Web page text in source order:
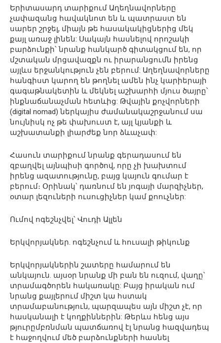
Երիտասարդ տարիքում Աղեղնավորները
չափազանց հավակնոտ են և պատրաստ են
սարեր շրջել, միայն թե հասակակիցներից մեկ
քայլ առաջ լինեն: Սակայն հասնելով որոշակի
բարձունքի՝ նրանք հանկարծ գիտակցում են, որ
մշտական մրցավազքն ու իրարանցումն իրենց
այլևս երջանկություն չեն բերում: Աղեղնավորները
հանգիստ կարող են թողնել ամեն ինչ կարիերայի
գագաթնակետին և մեկնել աշխարհի մյուս ծայրը՝
ինքնաճանաչման հետևից: Թվային քոչվորների
(digital nomad) ներկայիս ժամանակաշրջանում սա
նույնիսկ ոչ թե փախուստ է, այլ կյանքի և
աշխատանքի լիարժեք նոր ձևաչափ:
Հասուն տարիքում նրանք գերադասում են
զբաղվել այնպիսի գործով, որը չի խախտում
իրենց ազատությունը, բայց կայուն գումար է
բերում։ Օրինակ՝ դառնում են յոգայի մարզիչներ,
օտար լեզուների ուսուցիչներ կամ քոուչներ:
Ումով ոգեշնչվել՝ Վուդի Ալլեն
Երկվորյակներ. ոգեշնչում և հուսալի թիկունք
Երկվորյակներին շատերը համարում են
անկայուն. այսօր նրանք մի բան են ուզում, վաղը՝
տրամագծորեն հակառակը: Բայց իրական ում
նրանց քայլերում միշտ կա հստակ
տրամաբանություն, պարզապես այն միշտ չէ, որ
հասկանալի է կողքիններին: Թերևս հենց այս
թյուրըմբռնման պատճառով էլ նրանց հազվադեպ
է հաջողվում մեծ բարձունքների հասնել